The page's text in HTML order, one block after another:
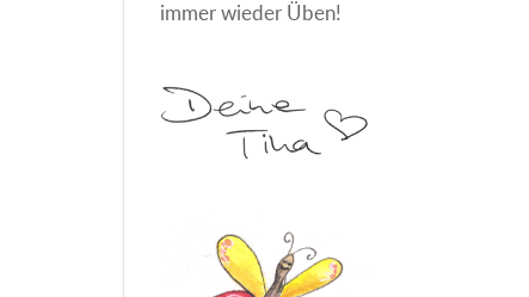
immer wieder Üben!